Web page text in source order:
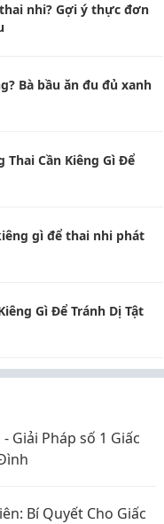
nhi? Gợi ý thực đơn
Bà bầu ăn đu đủ xanh
Thai Cần Kiêng Gì Để
gì để thai nhi phát
Gì Để Tránh Dị Tật
Giải Pháp số 1 Giấc
Bí Quyết Cho Giấc